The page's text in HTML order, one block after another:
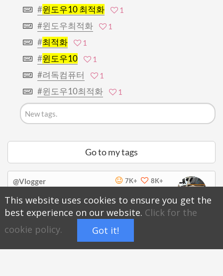
1
#윈도우10 최적화
1
#윈도우최적화
1
#최적화
1
#윈도우10
1
#려독컴퓨터
1
#윈도우10최적화
Go to my tags
Subscribe
@Vlogger 8K+
7K+
hoyatag.com/@Vlogger
Timer
This website uses cookies to ensure you get the
best experience on our website. Click for the
cookie policy.
Got it!